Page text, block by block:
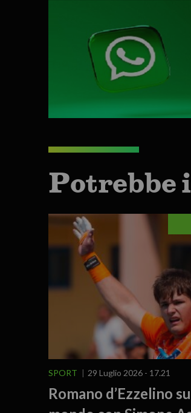
Potrebbe
SPORT 29 Luglio 2026 - 17.21
Romano d’Ezzelino